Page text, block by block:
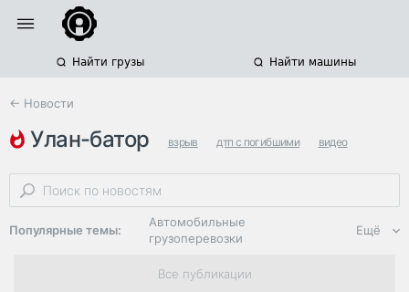
Найти грузы Найти машины
← Новости
улан-батор взрыв дтп с погибшими видео
Популярные темы:
Автомобильные
грузоперевозки
Региональная
логистика
Ещё
Все публикации